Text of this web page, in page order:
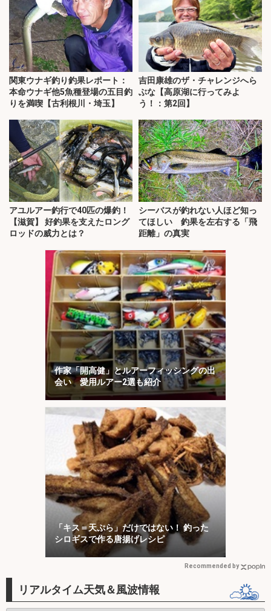
関東ウナギ釣り釣果レポート：
本命ウナギ他5魚種登場の五目釣
りを満喫【古利根川・埼玉】
吉田康雄のザ・チャレンジへら
ぶな【高原湖に行ってみよ
う！：第2回】
アユルアー釣行で40匹の爆釣！
【滋賀】 好釣果を支えたロング
ロッドの威力とは？
シーバスが釣れない人ほど知っ
てほしい 釣果を左右する「飛
距離」の真実
作家「開高健」とルアーフィッシングの出
会い 愛用ルアー2選も紹介
「キス＝天ぷら」だけではない！ 釣った
シロギスで作る唐揚げレシピ
Recommended by
リアルタイム天気＆風波情報